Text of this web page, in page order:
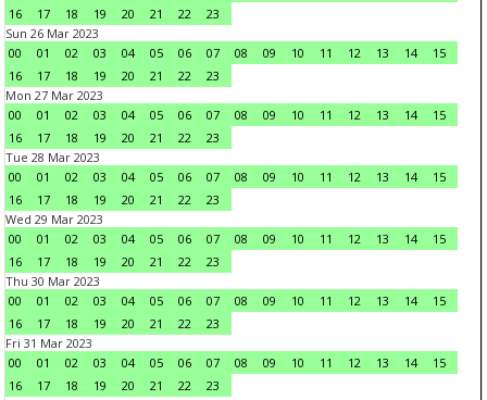
16
17 18 19 20 21 22
23
Sun 26 Mar 2023
00
01 02 03 04 05 06 07 08 09 10 11 12 13 14
15
16
17 18 19 20 21 22
23
Mon 27 Mar 2023
00
01 02 03 04 05 06 07 08 09 10 11 12 13 14
15
16
17 18 19 20 21 22
23
Tue 28 Mar 2023
00
01 02 03 04 05 06 07 08 09 10 11 12 13 14
15
16
17 18 19 20 21 22
23
Wed 29 Mar 2023
00
01 02 03 04 05 06 07 08 09 10 11 12 13 14
15
16
17 18 19 20 21 22
23
Thu 30 Mar 2023
00
01 02 03 04 05 06 07 08 09 10 11 12 13 14
15
16
17 18 19 20 21 22
23
Fri 31 Mar 2023
00
01 02 03 04 05 06 07 08 09 10 11 12 13 14
15
16
17 18 19 20 21 22
23